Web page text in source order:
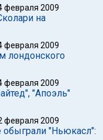
февраля 2009
на
февраля 2009
лондонского
февраля 2009
"Апоэль"
февраля 2009
"Ньюкасл":